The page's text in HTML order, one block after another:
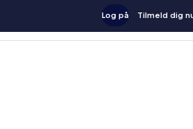
Log på Tilmeld dig